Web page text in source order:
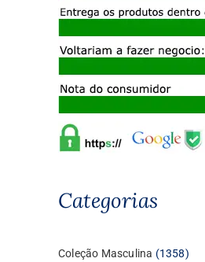
Categorias
Coleção Masculina 13581358